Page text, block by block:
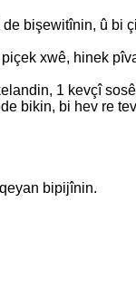
bişewitînin, û bi
xwê, hinek
1 kevçî
bikin, bi hev re
bipijînin.